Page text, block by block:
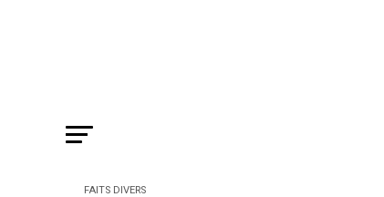
FAITS DIVERS